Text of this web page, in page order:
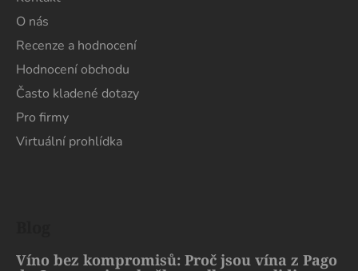
O nás
Recenze a hodnocení
Hodnocení obchodu
Často kladené dotazy
Pro firmy
Virtuální prohlídka
Víno bez kompromisů: Proč jsou vína z Pago